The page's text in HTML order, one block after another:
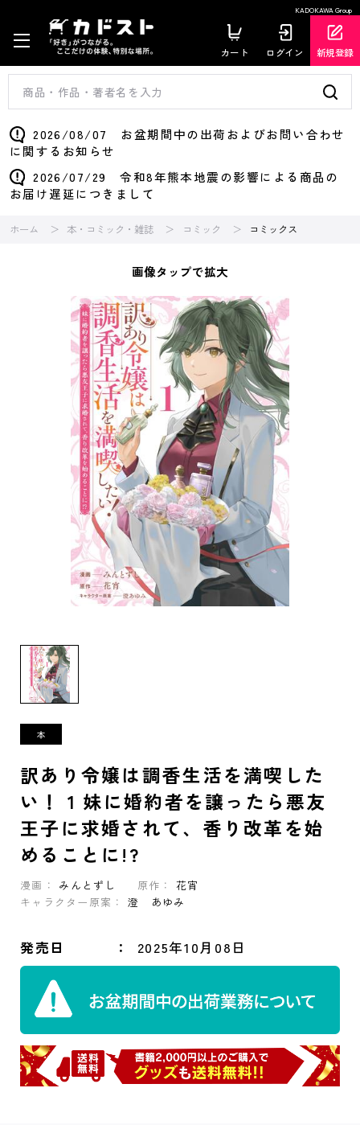
KADOKAWA Group
カート ログイン 新規登録
2026/08/07 お盆期間中の出荷およびお問い合わせ
に関するお知らせ
2026/07/29 令和8年熊本地震の影響による商品の
お届け遅延につきまして
ホーム 本・コミック・雑誌 コミック コミックス
画像タップで拡大
訳あり令嬢は調香生活を満喫した
い！ 1 妹に婚約者を譲ったら悪友
王子に求婚されて、香り改革を始
めることに!?
漫画： みんとずし 原作：
花宵
キャラクター原案：
澄 あゆみ
発売日 2025年10月08日